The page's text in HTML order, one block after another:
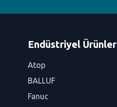
Endüstriyel Ürünler
Atop
BALLUF
Fanuc